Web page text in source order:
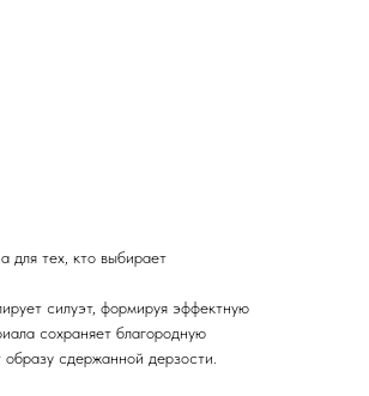
для тех, кто выбирает
силуэт, формируя эффектную
сохраняет благородную
сдержанной дерзости.